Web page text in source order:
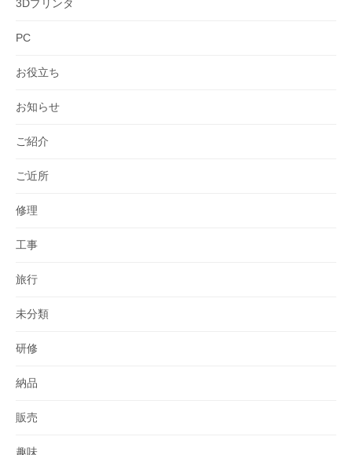
3Dプリンタ
PC
お役立ち
お知らせ
ご紹介
ご近所
修理
工事
旅行
未分類
研修
納品
販売
趣味